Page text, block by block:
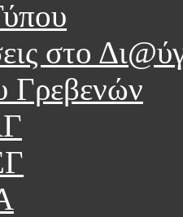
στο
Γρεβενών